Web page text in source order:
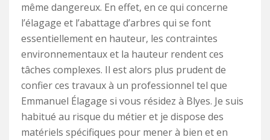
même dangereux. En effet, en ce qui concerne
l’élagage et l’abattage d’arbres qui se font
essentiellement en hauteur, les contraintes
environnementaux et la hauteur rendent ces
tâches complexes. Il est alors plus prudent de
confier ces travaux à un professionnel tel que
Emmanuel Élagage si vous résidez à Blyes. Je suis
habitué au risque du métier et je dispose des
matériels spécifiques pour mener à bien et en